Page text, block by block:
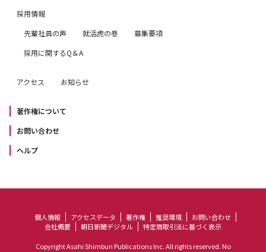
採用情報
先輩社員の声
就活虎の巻
募集要項
採用に関するQ＆A
アクセス お知らせ
著作権について
お問い合わせ
ヘルプ
個人情報 アクセスデータ 著作権 推奨環境
お問い合わせ
会社概要
朝日新聞デジタル 特定商取引法に基づく表示
Copyright Asahi Shimbun Publications Inc. All rights reserved. No